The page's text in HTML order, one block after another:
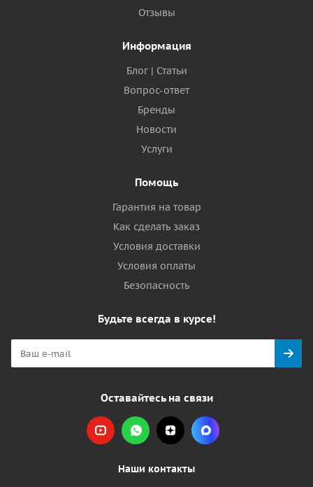
Отзывы
Информация
Блог | Статьи
Вопрос-ответ
Бренды
Новости
Услуги
Помощь
Гарантия на товар
Как сделать заказ
Условия доставки
Условия оплаты
Безопасность
Будьте всегда в курсе!
Оставайтесь на связи
Наши контакты